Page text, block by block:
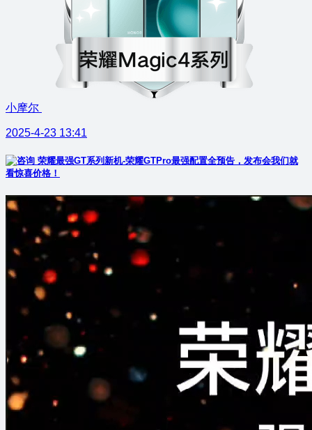
小摩尔
2025-4-23 13:41
荣耀最强GT系列新机-荣耀GTPro最强配置全预告，发布会我们就
看惊喜价格！